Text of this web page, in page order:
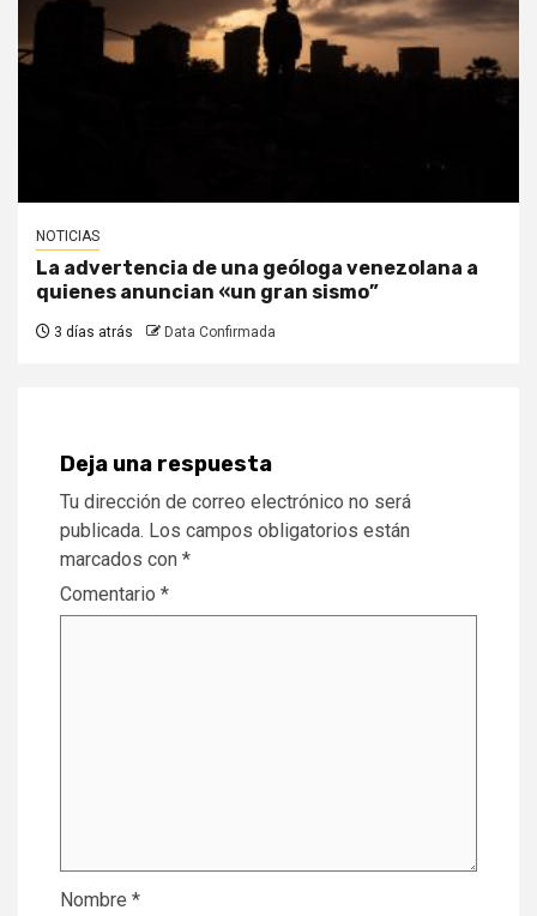
NOTICIAS
La advertencia de una geóloga venezolana a
quienes anuncian «un gran sismo”
3 días atrás Data Confirmada
Deja una respuesta
Tu dirección de correo electrónico no será
publicada. Los campos obligatorios están
marcados con *
Comentario *
Nombre *